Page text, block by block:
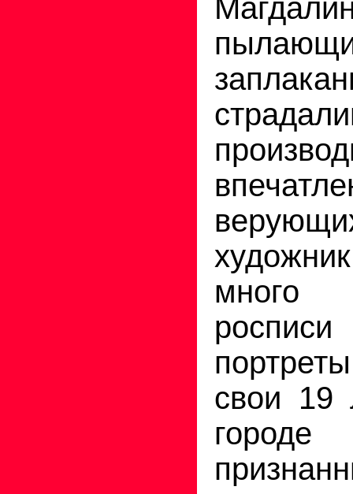
много
свои 19